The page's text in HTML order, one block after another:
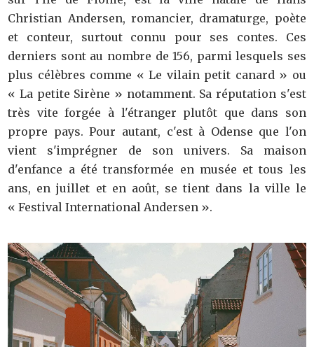
Christian Andersen, romancier, dramaturge, poète
et conteur, surtout connu pour ses contes. Ces
derniers sont au nombre de 156, parmi lesquels ses
plus célèbres comme « Le vilain petit canard » ou
« La petite Sirène » notamment. Sa réputation s'est
très vite forgée à l'étranger plutôt que dans son
propre pays. Pour autant, c'est à Odense que l'on
vient s'imprégner de son univers. Sa maison
d'enfance a été transformée en musée et tous les
ans, en juillet et en août, se tient dans la ville le
« Festival International Andersen ».